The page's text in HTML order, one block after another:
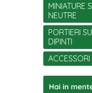
MINIATURE
NEUTRE
PORTIERI
DIPINTI